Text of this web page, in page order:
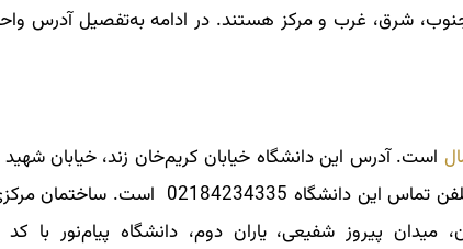
جنوب، شرق، غرب و مرکز هستند. در ادامه به‌تفصیل آدرس
است. آدرس این دانشگاه خیابان کریم‌خان زند، خیابان شهید
نجات‌اللهی، انتهای کوچه هشتم، ساختمان شهید کاوه است. تلفن تماس این دانشگاه
میدان پیروز شفیعی، یاران دوم، دانشگاه پیام‌نور با